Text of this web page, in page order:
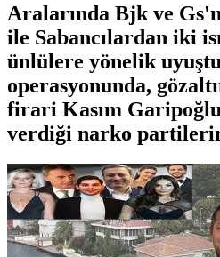
Aralarında Bjk ve
ile Sabancılardan iki
ünlülere yönelik
operasyonunda,
firari Kasım
verdiği narko